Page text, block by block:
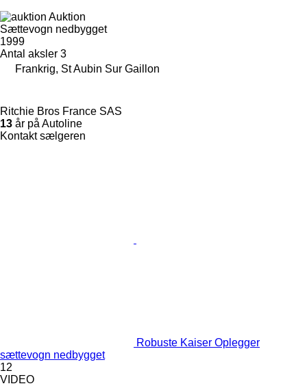
Auktion
Sættevogn nedbygget
1999
Antal aksler 3
Frankrig, St Aubin Sur Gaillon
Ritchie Bros France SAS
13 år på Autoline
Kontakt sælgeren
Robuste Kaiser Oplegger
sættevogn nedbygget
12
VIDEO